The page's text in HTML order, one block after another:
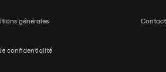
générales
confidentialité